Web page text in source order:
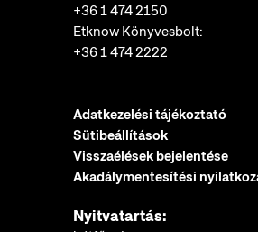
+36 1 474 2150
Etknow Könyvesbolt:
+36 1 474 2222
Adatkezelési tájékoztató
Sütibeállítások
Visszaélések bejelentése
Akadálymentesítési
Nyitvatartás: